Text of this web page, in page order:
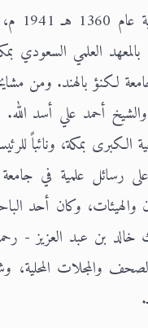
أحمد علي أسد
بمكة، ونائباً
على رسائل علمية في
وكان أحد